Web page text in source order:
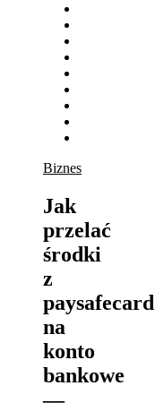
Biznes
Jak
przelać
środki
z
paysafecard
na
konto
bankowe